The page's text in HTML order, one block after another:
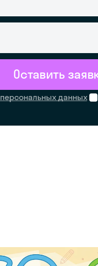
персональных данных
Оставить